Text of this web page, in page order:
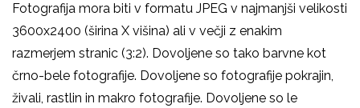
Fotografija mora biti v formatu JPEG v najmanjši velikosti
3600x2400 (širina X višina) ali v večji z enakim
razmerjem stranic (3:2). Dovoljene so tako barvne kot
črno-bele fotografije. Dovoljene so fotografije pokrajin,
živali, rastlin in makro fotografije. Dovoljene so le